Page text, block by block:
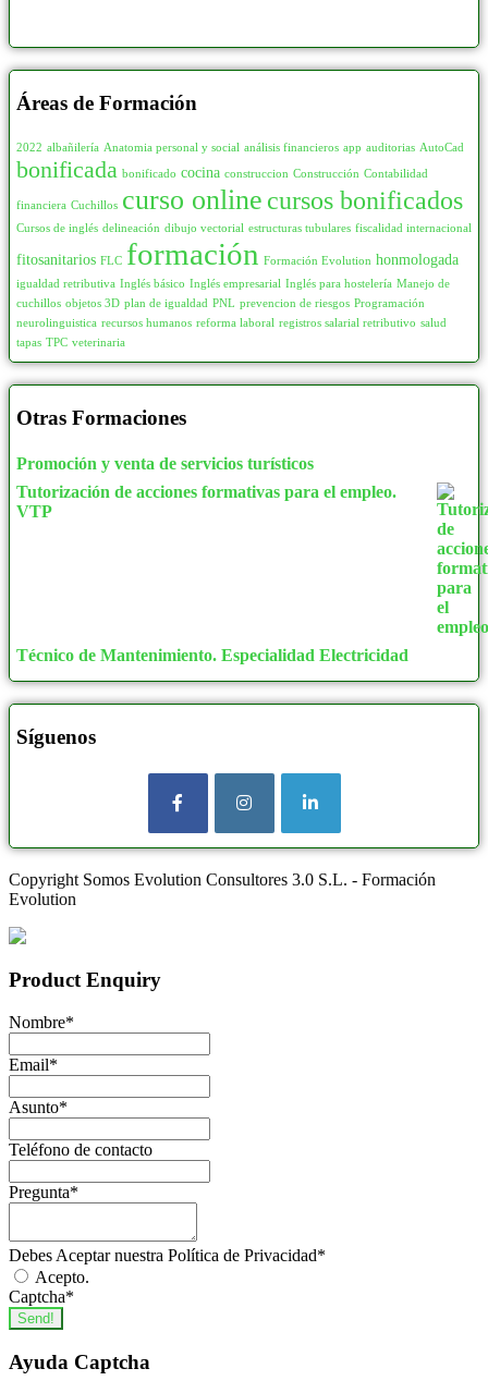
Áreas de Formación
2022 albañilería Anatomia personal y social análisis financieros app auditorias AutoCad
bonificada bonificado cocina construccion Construcción Contabilidad
financiera Cuchillos curso online cursos bonificados
Cursos de inglés delineación dibujo vectorial estructuras tubulares fiscalidad internacional
fitosanitarios FLC formación Formación Evolution honmologada
igualdad retributiva Inglés básico Inglés empresarial Inglés para hostelería Manejo de
cuchillos objetos 3D plan de igualdad PNL prevencion de riesgos Programación
neurolinguistica recursos humanos reforma laboral registros salarial retributivo salud
tapas TPC veterinaria
Otras Formaciones
Promoción y venta de servicios turísticos
Tutorización de acciones formativas para el empleo.
VTP
Técnico de Mantenimiento. Especialidad Electricidad
Síguenos
Copyright Somos Evolution Consultores 3.0 S.L. - Formación
Evolution
Product Enquiry
Nombre*
Email*
Asunto*
Teléfono de contacto
Pregunta*
Debes Aceptar nuestra Política de Privacidad*
Acepto.
Captcha*
Send!
Ayuda Captcha